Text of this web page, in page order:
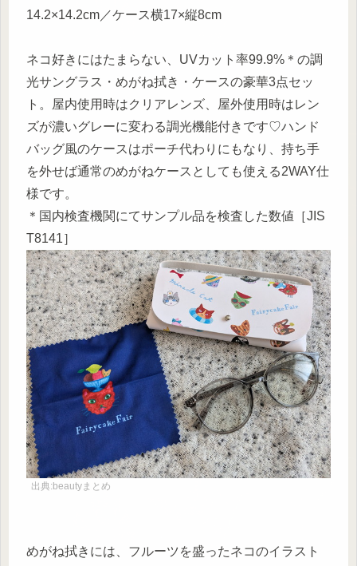
14.2×14.2cm／ケース横17×縦8cm
ネコ好きにはたまらない、UVカット率99.9%＊の調
光サングラス・めがね拭き・ケースの豪華3点セッ
ト。屋内使用時はクリアレンズ、屋外使用時はレン
ズが濃いグレーに変わる調光機能付きです♡ハンド
バッグ風のケースはポーチ代わりにもなり、持ち手
を外せば通常のめがねケースとしても使える2WAY仕
様です。
＊国内検査機関にてサンプル品を検査した数値［JIS
T8141］
出典:beautyまとめ
めがね拭きには、フルーツを盛ったネコのイラスト